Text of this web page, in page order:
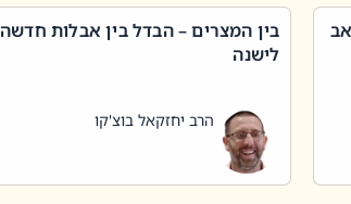
בין המצרים – הבדל בין אבלות חדשה
לישנה
הרב יחזקאל בוצ'קו